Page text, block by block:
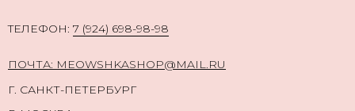
TЕЛЕФОН: 7 (924) 698-98-98
ПОЧТА: MEOWSHKASHOP@MAIL.RU
Г. САНКТ-ПЕТЕРБУРГ